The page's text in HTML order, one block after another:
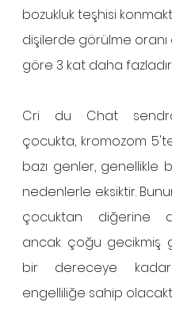
bozukluk teşhisi
dişilerde görülme oranı
göre 3 kat daha fazladır.
Cri du Chat
çocukta, kromozom
bazı genler, genellikle
nedenlerle eksiktir.
çocuktan diğerine
ancak çoğu gecikmiş
bir dereceye
engelliliğe sahip